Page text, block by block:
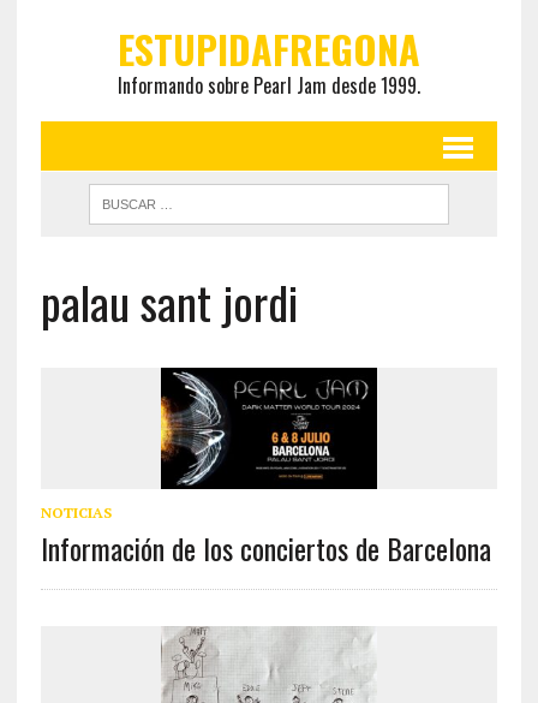
ESTUPIDAFREGONA
Informando sobre Pearl Jam desde 1999.
palau sant jordi
NOTICIAS
Información de los conciertos de Barcelona